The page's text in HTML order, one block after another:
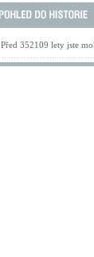
Před 352109 lety jste